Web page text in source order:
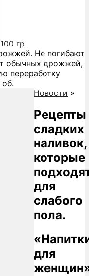
гр
Не погибают
обычных дрожжей,
переработку
Новости »
Рецепты
сладких
наливок,
которые
для
слабого
пола.
для